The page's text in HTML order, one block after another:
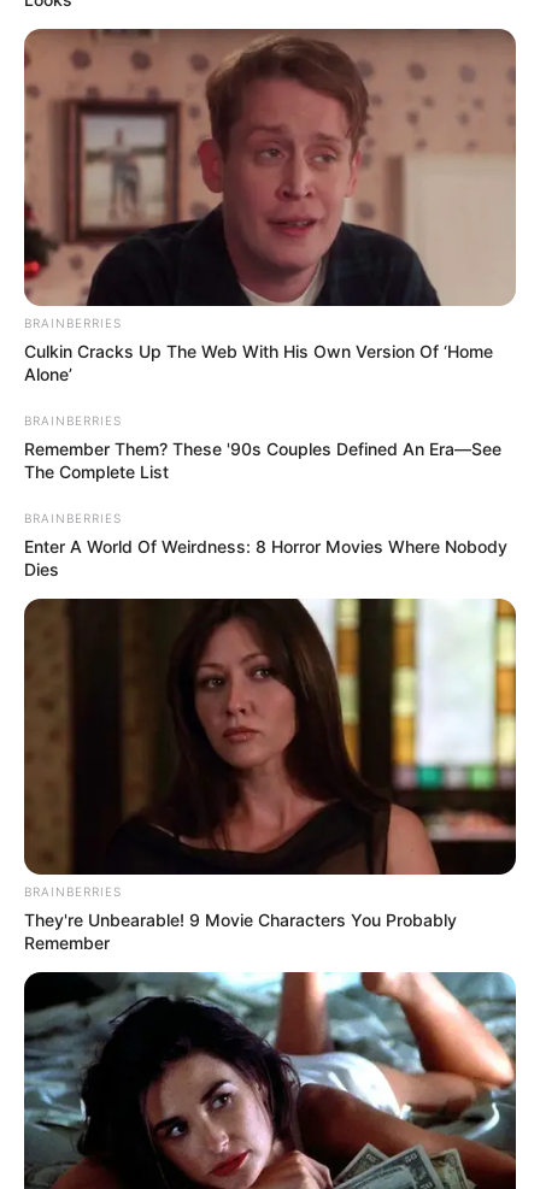
BRAINBERRIES
Culkin Cracks Up The Web With His Own Version Of ‘Home
Alone’
BRAINBERRIES
Remember Them? These '90s Couples Defined An Era—See
The Complete List
BRAINBERRIES
Enter A World Of Weirdness: 8 Horror Movies Where Nobody
Dies
BRAINBERRIES
They're Unbearable! 9 Movie Characters You Probably
Remember